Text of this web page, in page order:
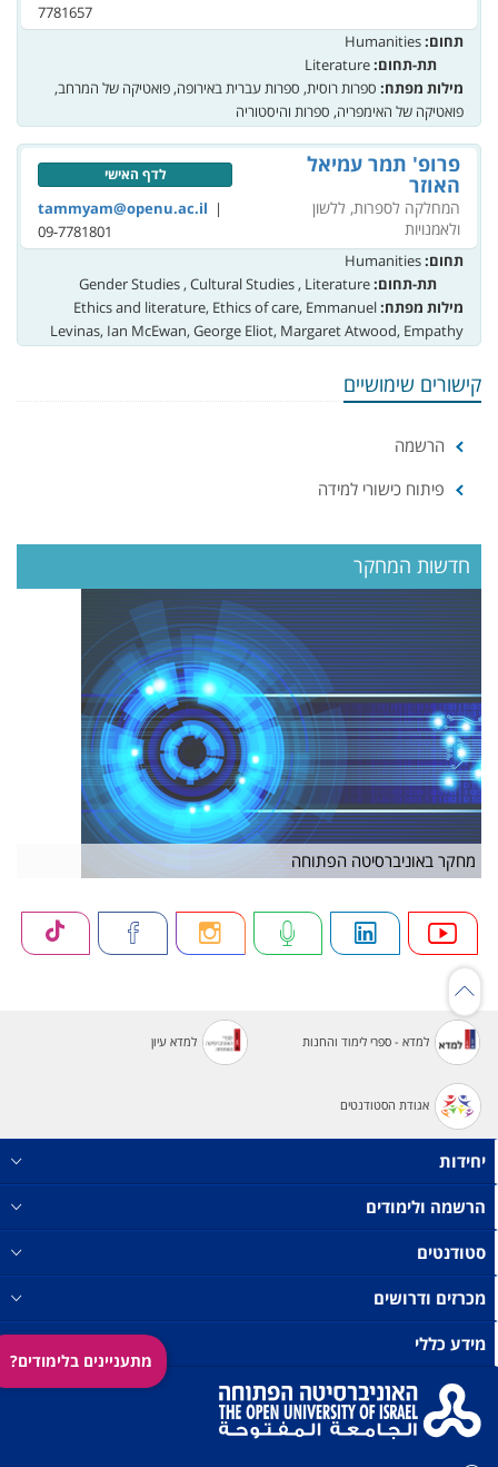
מתעניינים בלימודים?
7781657
תחום:
תת-תחום:
מילות מפתח: ספרות רוסית, ספרות עברית באירופה, פואטיקה של המרחב,
פואטיקה של האימפריה, ספרות והיסטוריה
פרופ' תמר עמיאל
האוזר
המחלקה לספרות, ללשון
ולאמנויות
לדף האישי
tammyam@openu.ac.il |
09-7781801
תחום:
תת-תחום:
מילות מפתח:Ethics and literature, Ethics of care, Emmanuel
Levinas, Ian McEwan, George Eliot, Margaret Atwood, Empathy
קישורים שימושיים
הרשמה
פיתוח כישורי למידה
חדשות המחקר
מחקר באוניברסיטה הפתוחה
למדא - ספרי לימוד והחנות למדא עיון
אגודת הסטודנטים
יחידות
הרשמה ולימודים
סטודנטים
מכרזים ודרושים
מידע כללי